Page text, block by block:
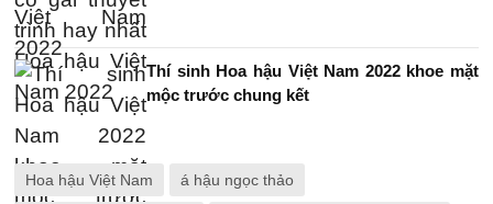
Thí sinh Hoa hậu Việt Nam 2022 khoe mặt
mộc trước chung kết
Hoa hậu Việt Nam á hậu ngọc thảo